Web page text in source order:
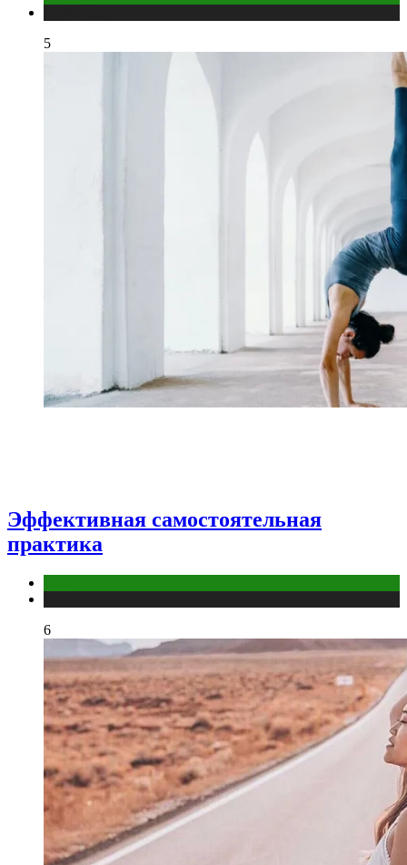
5
Эффективная самостоятельная
практика
6